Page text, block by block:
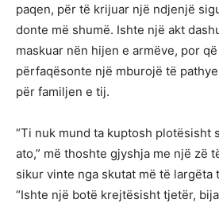
paqen, për të krijuar një ndjenjë
donte më shumë. Ishte një akt
maskuar nën hijen e armëve, por
përfaqësonte një mburojë të
për familjen e tij.
“Ti nuk mund ta kuptosh plotësisht
ato,” më thoshte gjyshja me një zë
sikur vinte nga skutat më të largëta
“Ishte një botë krejtësisht tjetër,